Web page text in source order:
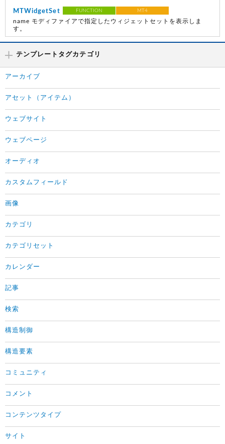
MTWidgetSet FUNCTION MT4
name モディファイアで指定したウィジェットセットを表示しま
す。
テンプレートタグカテゴリ
アーカイブ
アセット（アイテム）
ウェブサイト
ウェブページ
オーディオ
カスタムフィールド
画像
カテゴリ
カテゴリセット
カレンダー
記事
検索
構造制御
構造要素
コミュニティ
コメント
コンテンツタイプ
サイト